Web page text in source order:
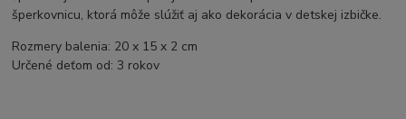
šperkovnicu, ktorá môže slúžiť aj ako dekorácia v detskej izbičke.
Rozmery balenia: 20 x 15 x 2 cm
Určené deťom od: 3 rokov